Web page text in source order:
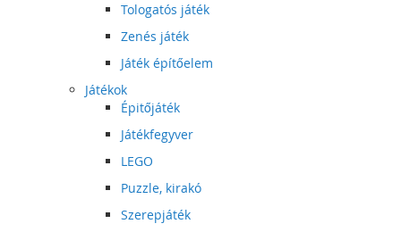
Tologatós játék
Zenés játék
Játék építőelem
Játékok
Épitőjáték
Játékfegyver
LEGO
Puzzle, kirakó
Szerepjáték